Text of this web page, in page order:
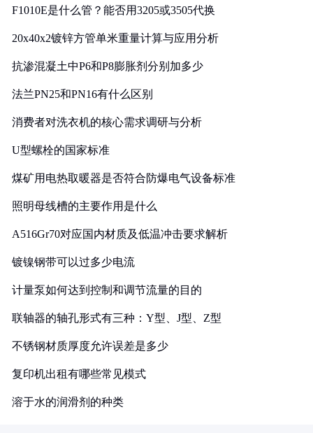
F1010E是什么管？能否用3205或3505代换
20x40x2镀锌方管单米重量计算与应用分析
抗渗混凝土中P6和P8膨胀剂分别加多少
法兰PN25和PN16有什么区别
消费者对洗衣机的核心需求调研与分析
U型螺栓的国家标准
煤矿用电热取暖器是否符合防爆电气设备标准
照明母线槽的主要作用是什么
A516Gr70对应国内材质及低温冲击要求解析
镀镍钢带可以过多少电流
计量泵如何达到控制和调节流量的目的
联轴器的轴孔形式有三种：Y型、J型、Z型
不锈钢材质厚度允许误差是多少
复印机出租有哪些常见模式
溶于水的润滑剂的种类